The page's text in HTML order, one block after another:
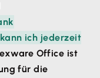
ich jederzeit
Office ist
für die